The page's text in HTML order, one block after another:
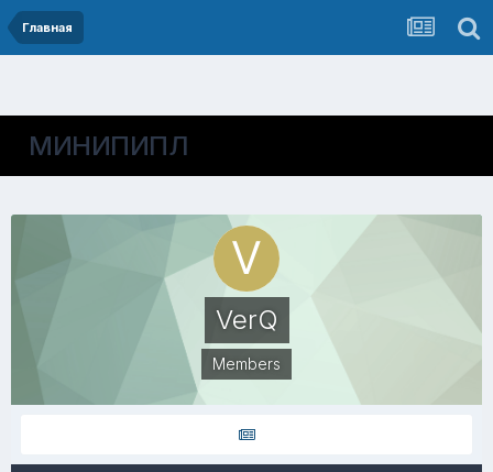
Главная
МИНИПИПЛ
VerQ
Members